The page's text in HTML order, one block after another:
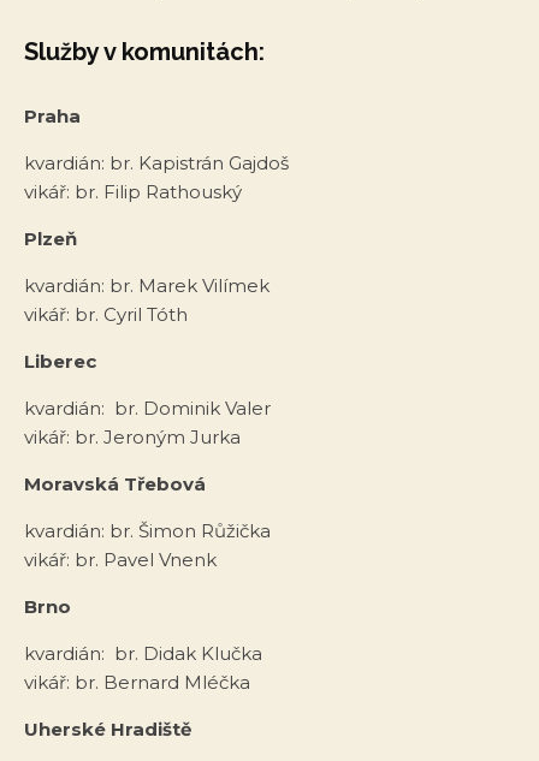
Služby v komunitách:
Praha
kvardián: br. Kapistrán Gajdoš
vikář: br. Filip Rathouský
Plzeň
kvardián: br. Marek Vilímek
vikář: br. Cyril Tóth
Liberec
kvardián: br. Dominik Valer
vikář: br. Jeroným Jurka
Moravská Třebová
kvardián: br. Šimon Růžička
vikář: br. Pavel Vnenk
Brno
kvardián: br. Didak Klučka
vikář: br. Bernard Mléčka
Uherské Hradiště